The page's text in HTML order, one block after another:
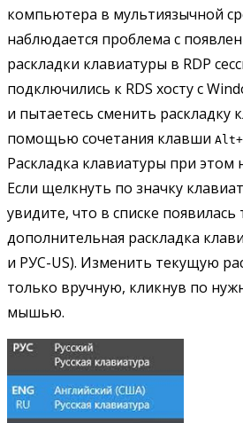
компьютера в мультиязычной
наблюдается проблема с
раскладки клавиатуры в RDP
подключились к RDS хосту с
и пытаетесь сменить раскладку
помощью сочетания клавши
Раскладка клавиатуры при этом
Если щелкнуть по значку
увидите, что в списке появилась
дополнительная раскладка
и РУС-US). Изменить текущую
только вручную, кликнув по
мышью.